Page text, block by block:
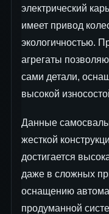
электрический
имеет привод
экологичностью.
агрегаты
сами детали,
высокой
Данные
жесткой
достигается
даже в сложных
оснащению
продуманной